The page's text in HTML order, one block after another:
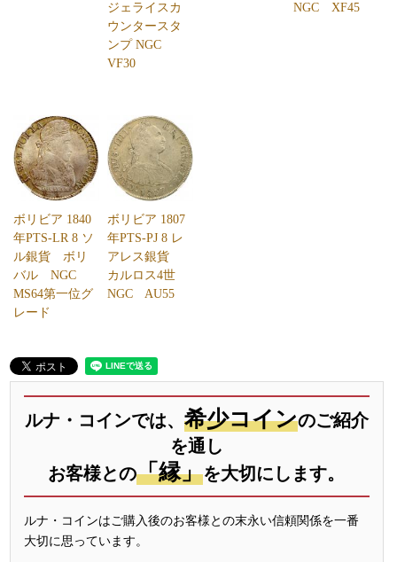
ジェライスカ
ウンタースタ
ンプ NGC
VF30
NGC XF45
ボリビア 1840
年PTS-LR 8 ソ
ル銀貨 ボリ
バル NGC
MS64第一位グ
レード
ボリビア 1807
年PTS-PJ 8 レ
アレス銀貨
カルロス4世
NGC AU55
ルナ・コインでは、 希少コインのご紹介
を通し
お客様との「縁」を大切にします。
ルナ・コインはご購入後のお客様との末永い信頼関係を一番
大切に思っています。